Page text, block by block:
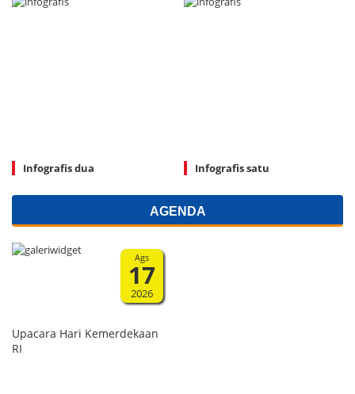
Infografis dua Infografis satu
AGENDA
Ags
17
2026
Upacara Hari Kemerdekaan
RI